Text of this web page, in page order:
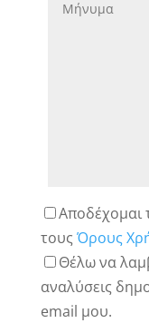
Αποδέχομαι
τουςΌρους
Θέλω να
αναλύσεις
email μου.